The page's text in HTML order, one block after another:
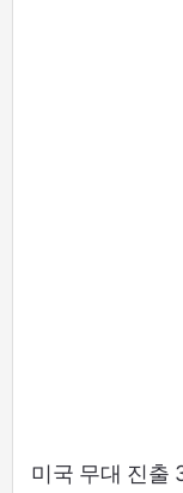
미국 무대 진출